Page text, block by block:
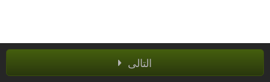
التالى